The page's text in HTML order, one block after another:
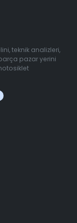
teknik analizleri,
pazar yerini